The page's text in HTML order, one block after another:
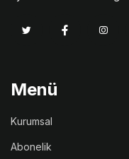
Menü
Kurumsal
Abonelik